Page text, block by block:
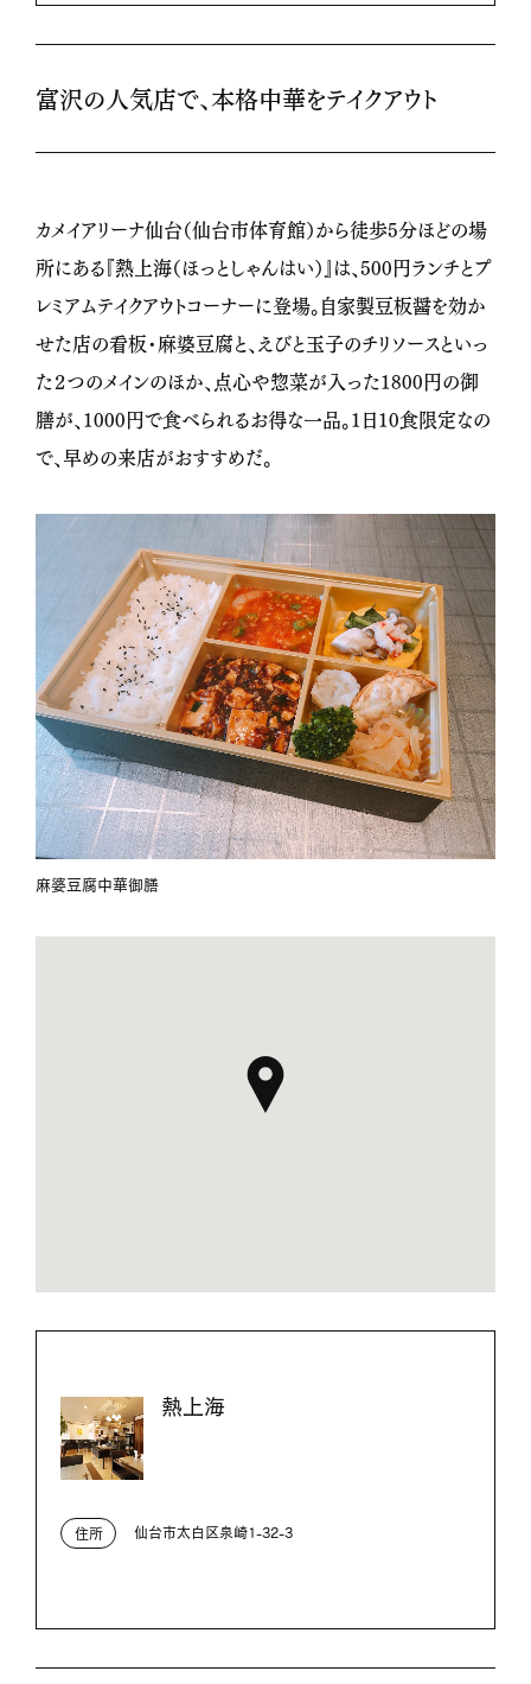
富沢の人気店で、本格中華をテイクアウト
カメイアリーナ仙台（仙台市体育館）から徒歩5分ほどの場
所にある『熱上海（ほっとしゃんはい）』は、500円ランチとプ
レミアムテイクアウトコーナーに登場。自家製豆板醤を効か
せた店の看板・麻婆豆腐と、えびと玉子のチリソースといっ
た２つのメインのほか、点心や惣菜が入った1800円の御
膳が、1000円で食べられるお得な一品。1日10食限定なの
で、早めの来店がおすすめだ。
麻婆豆腐中華御膳
熱上海
住所 仙台市太白区泉崎1-32-3